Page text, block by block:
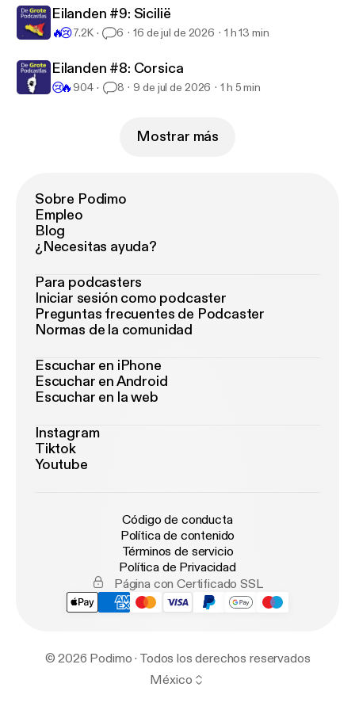
Eilanden #9: Sicilië
🔥😢7.2K 6 16 de jul de 2026 1 h 13 min
Eilanden #8: Corsica
😢🔥 904 8 9 de jul de 2026 1 h 5 min
Mostrar más
Sobre Podimo
Empleo
Blog
¿Necesitas ayuda?
Para podcasters
Iniciar sesión como podcaster
Preguntas frecuentes de Podcaster
Normas de la comunidad
Escuchar en iPhone
Escuchar en Android
Escuchar en la web
Instagram
Tiktok
Youtube
Código de conducta
Política de contenido
Términos de servicio
Política de Privacidad
Página con Certificado SSL
© 2026 Podimo · Todos los derechos reservados
México